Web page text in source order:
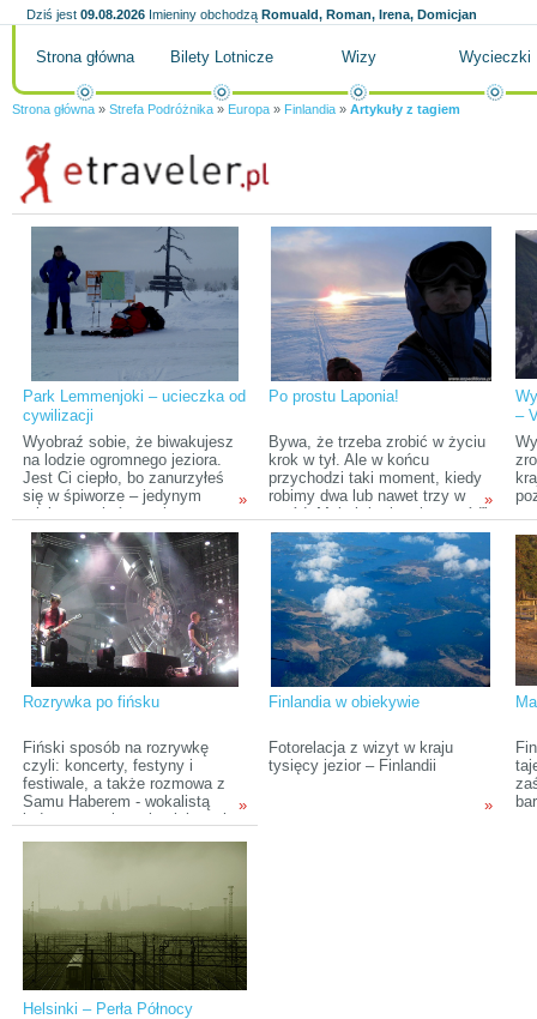
Dziś jest 09.08.2026 Imieniny obchodzą Romuald, Roman, Irena, Domicjan
Strona główna Bilety Lotnicze Wizy Wycieczki
Strona główna » Strefa Podróżnika » Europa » Finlandia » Artykuły z tagiem
Park Lemmenjoki – ucieczka od
cywilizacji
Wyobraź sobie, że biwakujesz
na lodzie ogromnego jeziora.
Jest Ci ciepło, bo zanurzyłeś
się w śpiworze – jedynym
miejscu, w którym nie
zamarzniesz tej nocy. Jesteś
już gotowy do snu. Piszesz coś
jeszcze w swoim dzienniku, za
chwilę zamierzasz zasnąć.
Wtedy dobiega odgłos
pękającego lodu, woda uderza o
tafle akurat pod twoim
namiotem robiąc ogromny huk.
»
Po prostu Laponia!
Bywa, że trzeba zrobić w życiu
krok w tył. Ale w końcu
przychodzi taki moment, kiedy
robimy dwa lub nawet trzy w
przód. Moimi „krokami w przód”
jest wyprawa do Laponii. Takie
przedsięwzięcie wymaga
skrupulatnego przygotowania na
wielu płaszczyznach.
Zadziwiające jest to, o czym
należy pamiętać. Zwłaszcza,
kiedy jest to wyprawa samotna,
w której nie ma miejsca na
błąd.
»
–
Rozrywka po fińsku
Fiński sposób na rozrywkę
czyli: koncerty, festyny i
festiwale, a także rozmowa z
Samu Haberem - wokalistą
jednego z najpopularniejszych
tym, czy tak naprawdę lubi swój
kraj.
»
Finlandia w obiekywie
Fotorelacja z wizyt w kraju
tysięcy jezior – Finlandii
»
Helsinki – Perła Północy